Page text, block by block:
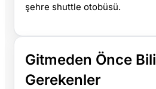
şehre shuttle otobüsü.
Gitmeden Önce
Gerekenler